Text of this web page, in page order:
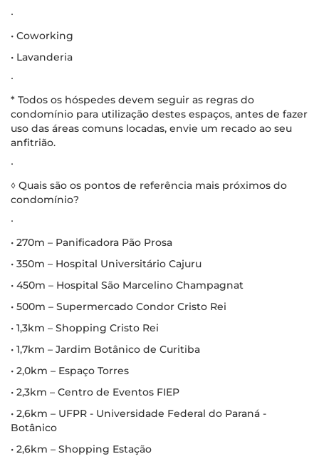
∙
• Coworking
• Lavanderia
∙
* Todos os hóspedes devem seguir as regras do
condomínio para utilização destes espaços, antes de fazer
uso das áreas comuns locadas, envie um recado ao seu
anfitrião.
∙
◊ Quais são os pontos de referência mais próximos do
condomínio?
∙
• 270m – Panificadora Pão Prosa
• 350m – Hospital Universitário Cajuru
• 450m – Hospital São Marcelino Champagnat
• 500m – Supermercado Condor Cristo Rei
• 1,3km – Shopping Cristo Rei
• 1,7km – Jardim Botânico de Curitiba
• 2,0km – Espaço Torres
• 2,3km – Centro de Eventos FIEP
• 2,6km – UFPR - Universidade Federal do Paraná -
Botânico
• 2,6km – Shopping Estação